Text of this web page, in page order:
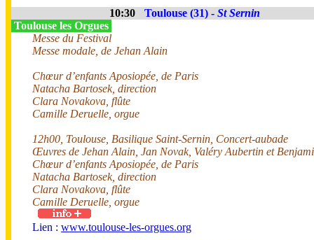
10:30 Toulouse (31) - St Sernin
Toulouse les Orgues
Messe du Festival
Messe modale, de Jehan Alain
Chœur d’enfants Aposiopée, de Paris
Natacha Bartosek, direction
Clara Novakova, flûte
Camille Deruelle, orgue
12h00, Toulouse, Basilique Saint-Sernin, Concert-aubade
Œuvres de Jehan Alain, Jan Novak, Valéry Aubertin et
Chœur d’enfants Aposiopée, de Paris
Natacha Bartosek, direction
Clara Novakova, flûte
Camille Deruelle, orgue
Lien : www.toulouse-les-orgues.org